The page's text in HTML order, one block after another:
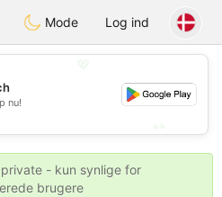
Space
Mode Log ind
nu!
- kun synlige for
brugere